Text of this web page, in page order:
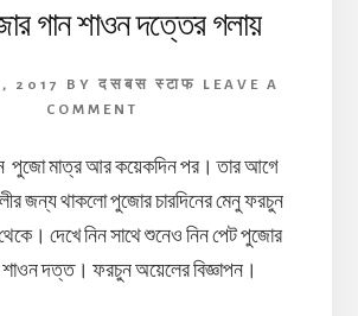
গান শাওন দত্তের গলায়
2017 BY दसबस स्टाफ
LEAVE A
COMMENT
পুজো মাত্র আর কয়েকদিন পর। তার আগে
জন্য থাকলো পুজোর চারদিনের মেনু ফরচুন
দেখে নিন সাথে শুনেও নিন পেট পুজোর
দত্ত। ফরচুন অয়েলের বিজ্ঞাপন।